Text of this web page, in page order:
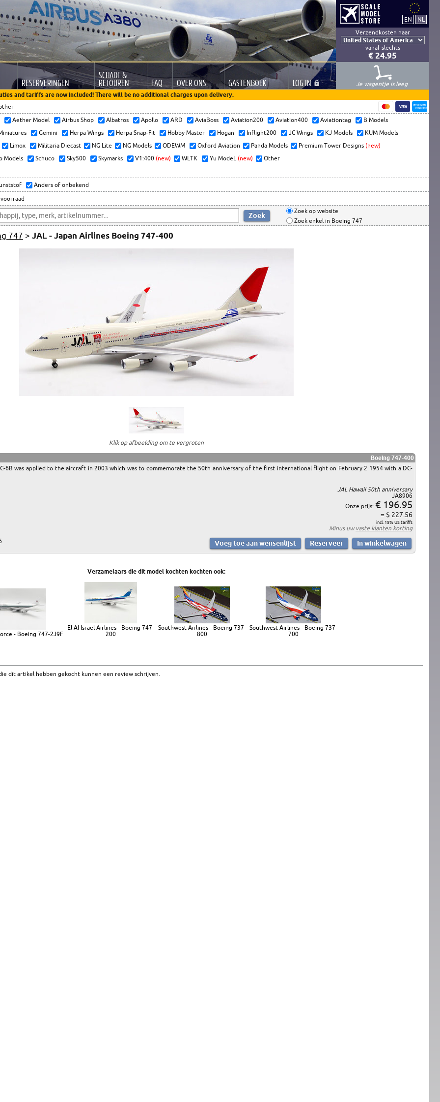
Verzendkosten naar
vanaf slechts
€ 24.95
RESERVERINGEN
SCHADE &
RETOUREN FAQ OVER ONS GASTENBOEK LOGIN
Je wagentje is leeg
and tariffs are now included! There will be no additional charges upon delivery.
Aether Model Airbus Shop Albatros Apollo ARD AviaBoss Aviation200 Aviation400 Aviationtag
B Models
Gemini Herpa Wings Herpa Snap-Fit Hobby Master Hogan Inflight200 JC Wings KJ Models
KUM Models
Limox
Militaria Diecast NG Lite NG Models ODEWM Oxford Aviation Panda Models Premium Tower Designs (new)
Models
Schuco Sky500 Skymarks V1:400 (new) WLTK Yu ModeL (new) Other
Anders of onbekend
Zoek op website
Zoek enkel in Boeing 747
747 > JAL - Japan Airlines Boeing 747-400
Klik op afbeelding om te vergroten
Boeing 747-400
6B was applied to the aircraft in 2003 which was to commemorate the 50th anniversary of the first international flight on February 2 1954 with a DC-
JAL Hawaii 50th anniversary
JA8906
Onze prijs: € 196.95
= $ 227.56
incl. 15% US tariffs
Minus uwvaste klanten korting
Verzamelaars die dit model kochten kochten ook:
- Boeing 747-2J9F
El Al Israel Airlines - Boeing 747-
200
Southwest Airlines - Boeing 737-
800
Southwest Airlines - Boeing 737-
700
dit artikel hebben gekocht kunnen een review schrijven.